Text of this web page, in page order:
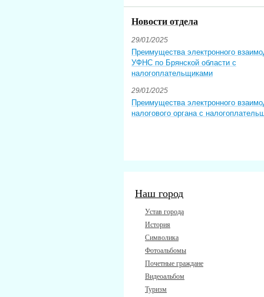
Новости отдела
29/01/2025
Преимущества электронного
УФНС по Брянской области с
налогоплательщиками
29/01/2025
Преимущества электронного
налогового органа с
Наш город
Устав города
История
Символика
Фотоальбомы
Почетные граждане
Видеоальбом
Туризм